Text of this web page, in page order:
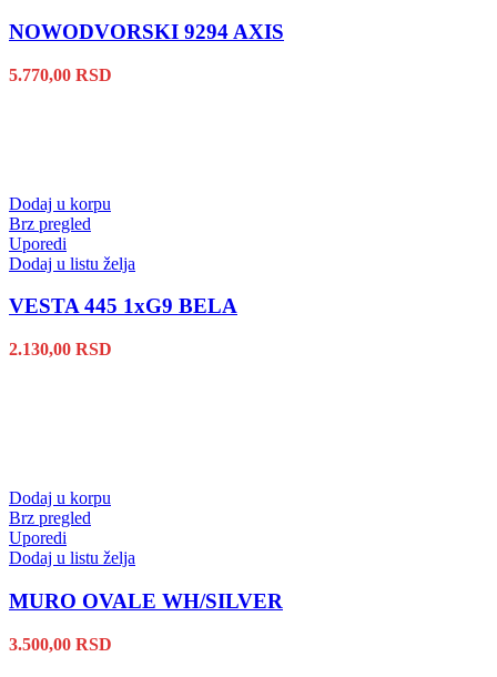
NOWODVORSKI 9294 AXIS
5.770,00 RSD
Dodaj u korpu
Brz pregled
Uporedi
Dodaj u listu želja
VESTA 445 1xG9 BELA
2.130,00 RSD
Dodaj u korpu
Brz pregled
Uporedi
Dodaj u listu želja
MURO OVALE WH/SILVER
3.500,00 RSD